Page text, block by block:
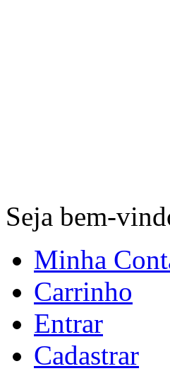
Seja bem-
Minha
Carrinho
Entrar
Cadastrar